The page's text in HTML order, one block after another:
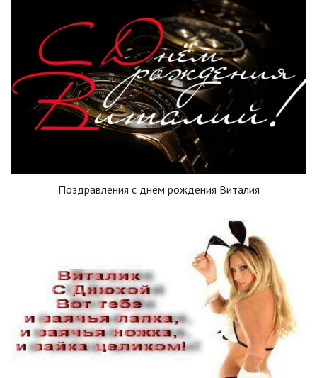
Поздравления с днём рождения Виталия